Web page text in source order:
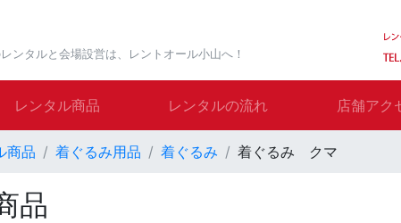
ンタルと会場設営は、レントオール小山へ！
レンタル商品 レンタルの流れ 店舗アク
商品 着ぐるみ用品 着ぐるみ 着ぐるみ クマ
品